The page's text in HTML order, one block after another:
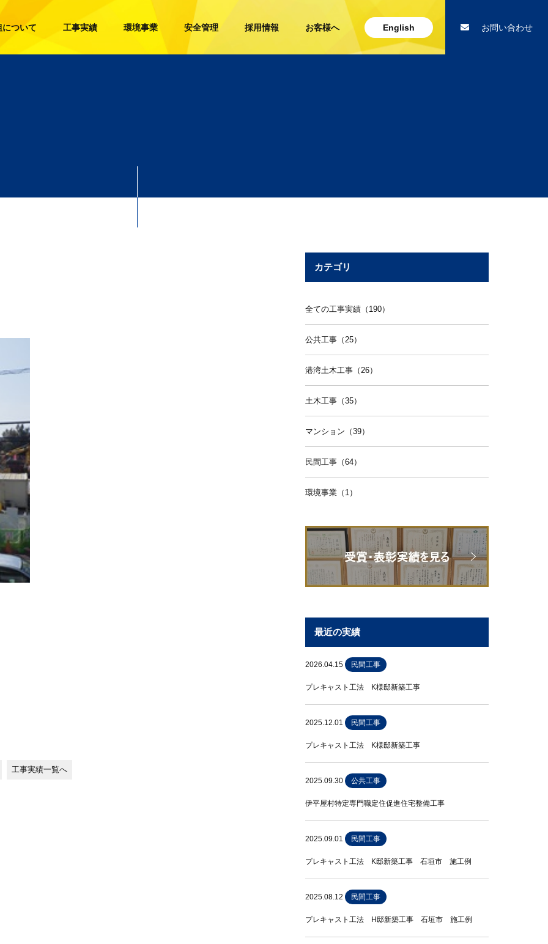
ついて 工事実績 環境事業 安全管理 採用情報 お客様へ English お問い合わせ
工事実績一覧へ
カテゴリ
全ての工事実績（190）
公共工事（25）
港湾土木工事（26）
土木工事（35）
マンション（39）
民間工事（64）
環境事業（1）
最近の実績
2026.04.15 民間工事
プレキャスト工法 K様邸新築工事
2025.12.01 民間工事
プレキャスト工法 K様邸新築工事
2025.09.30 公共工事
伊平屋村特定専門職定住促進住宅整備工事
2025.09.01 民間工事
プレキャスト工法 K邸新築工事 石垣市 施工例
2025.08.12 民間工事
プレキャスト工法 H邸新築工事 石垣市 施工例